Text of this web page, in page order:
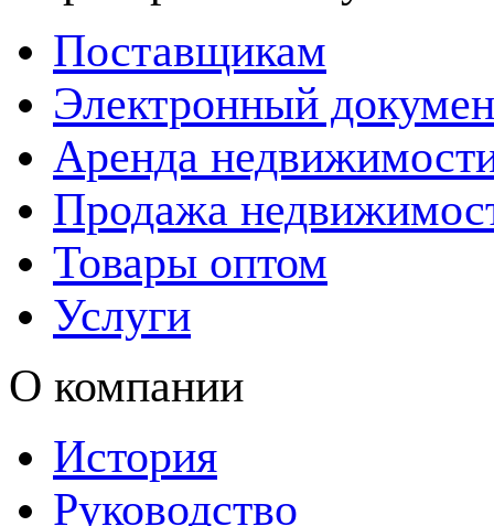
Поставщикам
Электронный
Аренда
Продажа
Товары оптом
Услуги
О компании
История
Руководство